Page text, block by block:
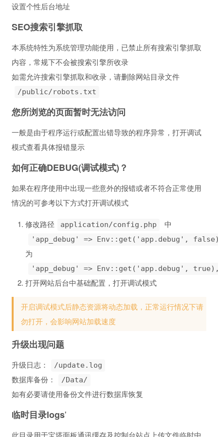
设置个性后台地址
SEO搜索引擎抓取
本系统特性为系统管理功能使用，已禁止所有搜索引擎抓取
内容，常规下不会被搜索引擎所收录
如需允许搜索引擎抓取和收录，请删除网站目录文件
/public/robots.txt
您所浏览的页面暂时无法访问
一般是由于程序运行或配置出错导致的程序异常，打开调试
模式查看具体报错显示
如何正确DEBUG(调试模式)？
如果在程序使用中出现一些意外的报错或者不符合正常使用
情况的可参考以下方式打开调试模式
修改路径 application/config.php 中
'app_debug' => Env::get('app.debug',
为
'app_debug' => Env::get('app.debug',
打开网站后台中基础配置，打开调试模式
开启调试模式后静态资源将动态加载，正常运行情况下请
勿打开，会影响网站加载速度
升级出现问题
升级日志： /update.log
数据库备份： /Data/
如有必要请使用备份文件进行数据库恢复
临时目录logs'
此目录用于宝塔面板通讯缓存及控制台站点上传文件临时中